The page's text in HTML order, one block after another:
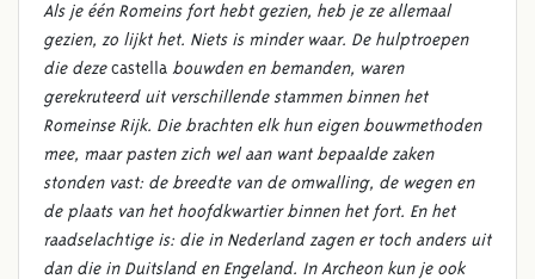
Als je één Romeins fort hebt gezien, heb je ze allemaal
gezien, zo lijkt het. Niets is minder waar. De hulptroepen
die dezecastella bouwden en bemanden, waren
gerekruteerd uit verschillende stammen binnen het
Romeinse Rijk. Die brachten elk hun eigen bouwmethoden
mee, maar pasten zich wel aan want bepaalde zaken
stonden vast: de breedte van de omwalling, de wegen en
de plaats van het hoofdkwartier binnen het fort. En het
raadselachtige is: die in Nederland zagen er toch anders uit
dan die in Duitsland en Engeland. In Archeon kun je ook